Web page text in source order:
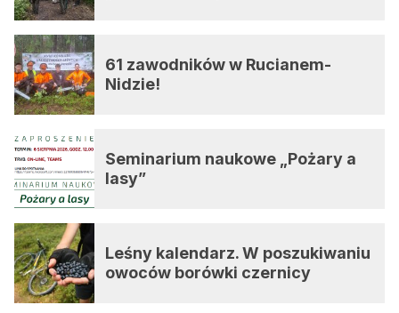
61 zawodników w Rucianem-
Nidzie!
Seminarium naukowe „Pożary a
lasy”
Leśny kalendarz. W poszukiwaniu
owoców borówki czernicy